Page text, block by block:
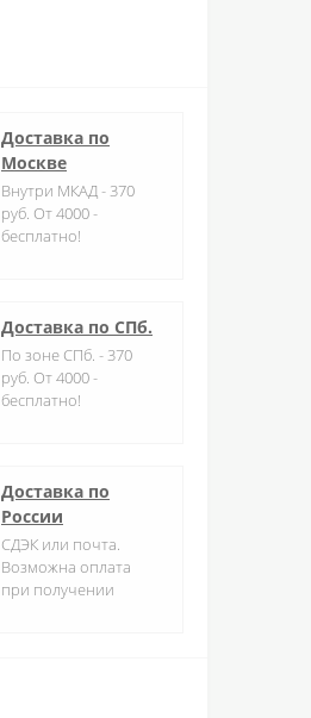
Доставка по
Москве
Внутри МКАД - 370
руб. От 4000 -
бесплатно!
Доставка по СПб.
По зоне СПб. - 370
руб. От 4000 -
бесплатно!
Доставка по
России
СДЭК или почта.
Возможна оплата
при получении